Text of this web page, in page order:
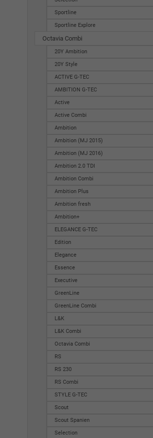
Sportline
Sportline Explore
Octavia Combi
20Y Ambition
20Y Style
ACTIVE G-TEC
AMBITION G-TEC
Active
Active Combi
Ambition
Ambition (MJ 2015)
Ambition (MJ 2016)
Ambition 2.0 TDI
Ambition Combi
Ambition Plus
Ambition fresh
Ambition+
ELEGANCE G-TEC
Edition
Elegance
Essence
Executive
GreenLine
GreenLine Combi
L&K
L&K Combi
Octavia Combi
RS
RS 230
RS Combi
STYLE G-TEC
Scout
Scout Spanien
Selection